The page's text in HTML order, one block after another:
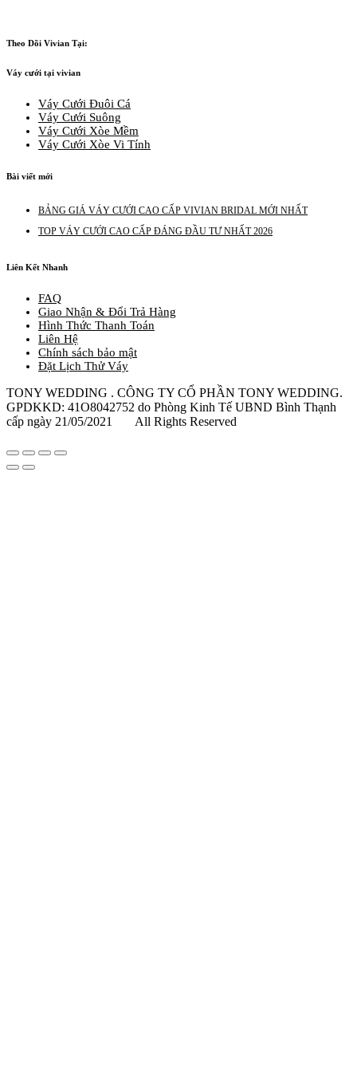
Theo Dõi Vivian Tại:
Váy cưới tại vivian
Váy Cưới Đuôi Cá
Váy Cưới Suông
Váy Cưới Xòe Mềm
Váy Cưới Xòe Vi Tính
Bài viết mới
BẢNG GIÁ VÁY CƯỚI CAO CẤP VIVIAN BRIDAL MỚI NHẤT
TOP VÁY CƯỚI CAO CẤP ĐÁNG ĐẦU TƯ NHẤT 2026
Liên Kết Nhanh
FAQ
Giao Nhận & Đổi Trả Hàng
Hình Thức Thanh Toán
Liên Hệ
Chính sách bảo mật
Đặt Lịch Thử Váy
TONY WEDDING . CÔNG TY CỔ PHẦN TONY WEDDING.
GPDKKD: 41O8042752 do Phòng Kinh Tế UBND Bình Thạnh
cấp ngày 21/05/2021 All Rights Reserved